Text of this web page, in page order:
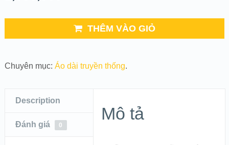
THÊM VÀO GIỎ
Chuyên mục: Áo dài truyền thống.
Description
Đánh giá 0
Mô tả